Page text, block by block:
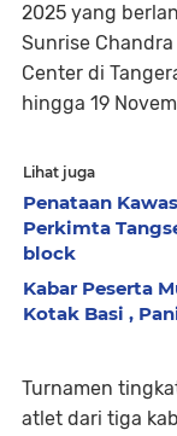
2025 yang
Sunrise
Center di
hingga 19
Lihat juga
Penataan
Perkimta
block
Kabar Peserta
Kotak Basi ,
Turnamen
atlet dari tiga